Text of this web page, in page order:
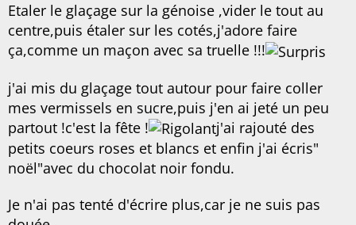
Etaler le glaçage sur la génoise ,vider le tout au
centre,puis étaler sur les cotés,j'adore faire
ça,comme un maçon avec sa truelle !!!
j'ai mis du glaçage tout autour pour faire coller
mes vermissels en sucre,puis j'en ai jeté un peu
partout !c'est la fête !
j'ai rajouté des
petits coeurs roses et blancs et enfin j'ai écris"
noël"avec du chocolat noir fondu.
Je n'ai pas tenté d'écrire plus,car je ne suis pas